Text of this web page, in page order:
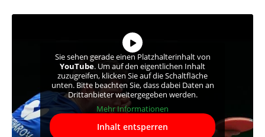
Sie sehen gerade einen Platzhalterinhalt von
YouTube. Um auf den eigentlichen Inhalt
zuzugreifen, klicken Sie auf die Schaltfläche
unten. Bitte beachten Sie, dass dabei Daten an
Drittanbieter weitergegeben werden.
Mehr Informationen
Inhalt entsperren